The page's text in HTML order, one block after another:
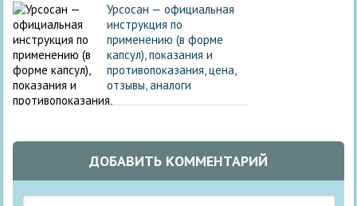
Урсосан — официальная
инструкция по
применению (в форме
капсул), показания и
противопоказания, цена,
отзывы, аналоги
ДОБАВИТЬ КОММЕНТАРИЙ